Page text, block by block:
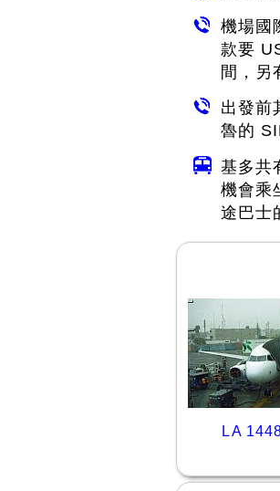
機場國
款要
間，另
出發前
魯的
基多共
機會乘
途巴士
LA